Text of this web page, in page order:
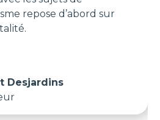
repose d’abord sur
Desjardins